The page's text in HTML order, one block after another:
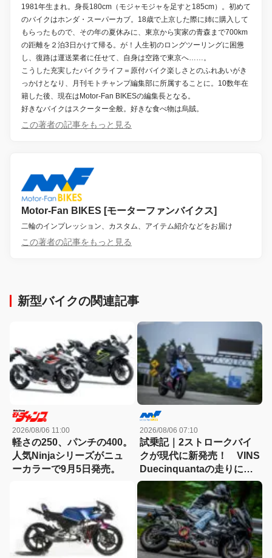
1981年生まれ。身長180cm（モジャモジャを足すと185cm）。初めて
のバイクはホンダ・スーパーカブ。18歳で上京した際に姉に購入して
もらったもので、その年の夏休みに、東京から実家の青森まで700km
の距離を２泊3日かけて帰る。が！人生初のロングツーリングに困憊
し、復路は運送業者に任せて、自身は空路で東京へ……。
こうした充実したバイクライフ＝原付バイク楽しさとのふれあいがき
っかけとなり、月刊モトチャンプ編集部に所属することに。10数年在
籍した後、現在はMotor-Fan BIKESの編集長となる。
好きなバイクはスクーター全般。好きな食べ物は烏賊。
この著者の記事をもっと見る
Motor-Fan BIKES [モーターファンバイクス]
二輪のインプレッション、カスタム、アイテム紹介などをお届け
この著者の記事をもっと見る
新型バイクの関連記事
2026/08/06 11:00
軽さの250、パンチの400。
人気Ninjaシリーズがニュ
ーカラーで9月5日発売。
2026/08/06 07:10
試乗記｜2ストロークバイ
クが現代に新発売！ VINS
Duecinquantaの走りに大
感動